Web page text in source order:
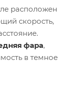
расположен
скорость,
фара,
в темное